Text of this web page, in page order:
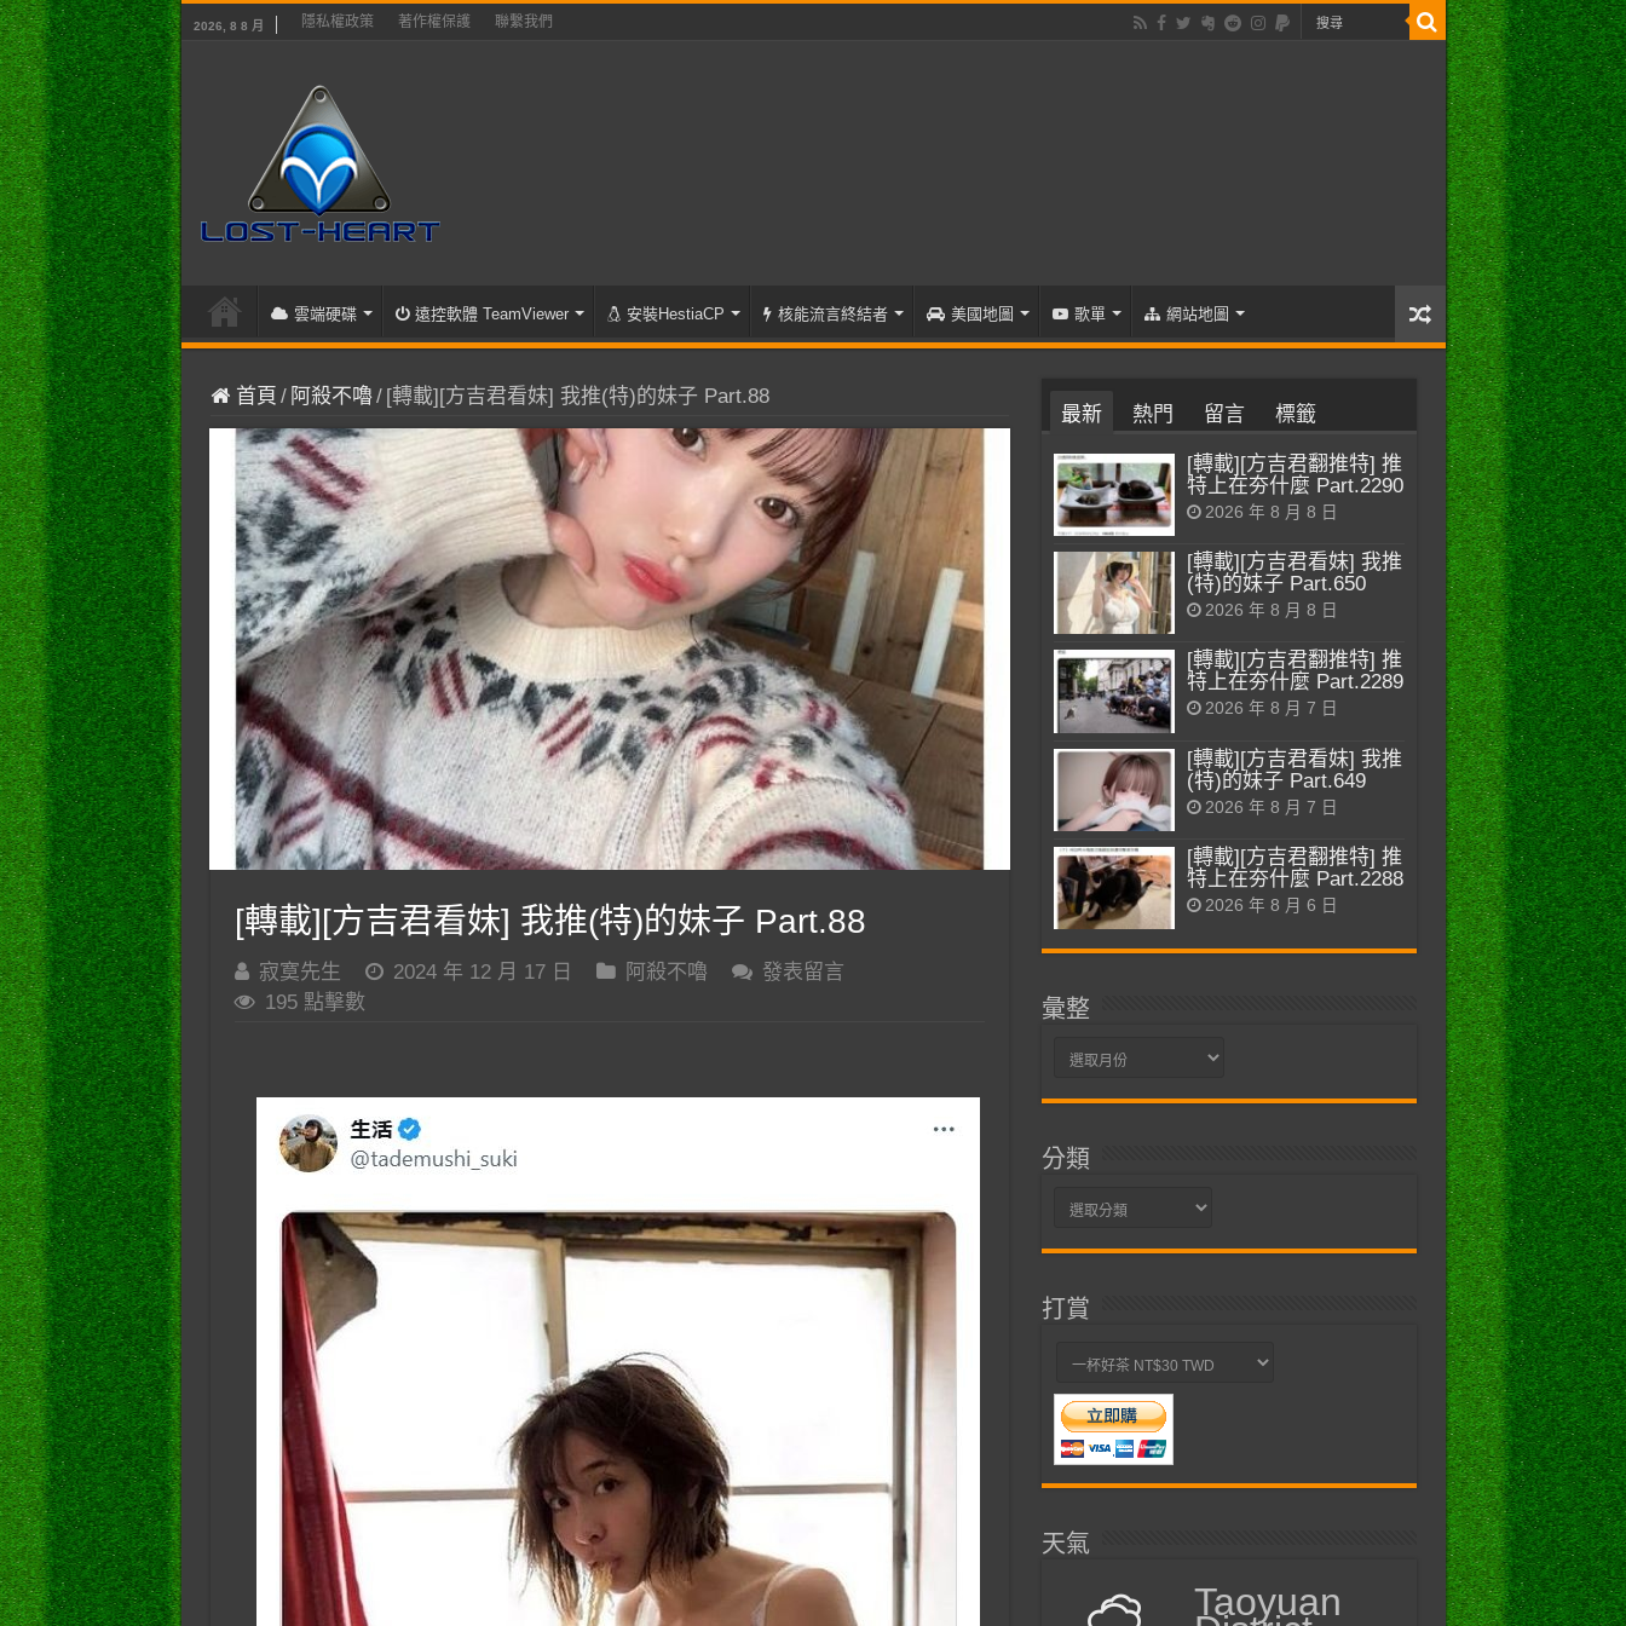
2026, 8 8 月 隱私權政策 著作權保護 聯繫我們
雲端硬碟 遠控軟體 TeamViewer 安裝HestiaCP 核能流言終結者 美國地圖 歌單 網站地圖
首頁 / 阿殺不嚕/ [轉載][方吉君看妹] 我推(特)的妹子 Part.88
[轉載][方吉君看妹] 我推(特)的妹子 Part.88
寂寞先生 2024 年 12 月 17 日 阿殺不嚕
發表留言
195 點擊數
最新 熱門 留言 標籤
[轉載][方吉君翻推特] 推
特上在夯什麼 Part.2290
2026 年 8 月 8 日
[轉載][方吉君看妹] 我推
(特)的妹子 Part.650
2026 年 8 月 8 日
[轉載][方吉君翻推特] 推
特上在夯什麼 Part.2289
2026 年 8 月 7 日
[轉載][方吉君看妹] 我推
(特)的妹子 Part.649
2026 年 8 月 7 日
[轉載][方吉君翻推特] 推
特上在夯什麼 Part.2288
2026 年 8 月 6 日
彙整
彙
分類
分
打賞
天氣
Taoyuan